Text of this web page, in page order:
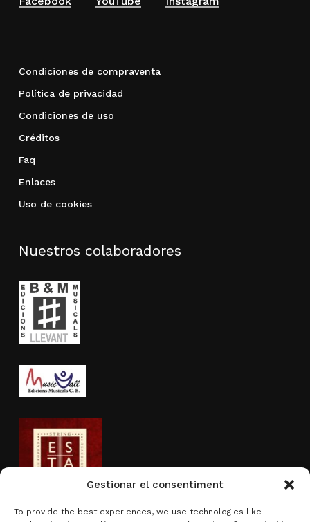
Gestionar el consentiment
To provide the best experiences, we use technologies like
Condiciones de compraventa
Política de privacidad
Condiciones de uso
Créditos
Faq
Enlaces
Uso de cookies
Nuestros colaboradores